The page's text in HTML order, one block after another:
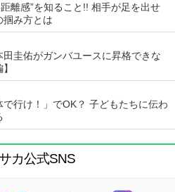
離感”を知ること!! 相手が足を出せ
掴み方とは
圭佑がガンバユースに昇格できな
で行け！」でOK？ 子どもたちに伝わ
カ公式SNS